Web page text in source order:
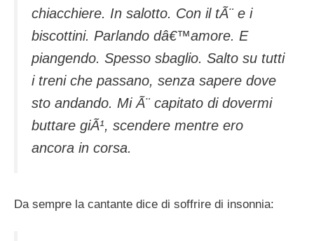
chiacchiere. In salotto. Con il tÃ¨ e i
biscottini. Parlando dâ€™amore. E
piangendo. Spesso sbaglio. Salto su tutti
i treni che passano, senza sapere dove
sto andando. Mi Ã¨ capitato di dovermi
buttare giÃ¹, scendere mentre ero
ancora in corsa.
Da sempre la cantante dice di soffrire di insonnia: